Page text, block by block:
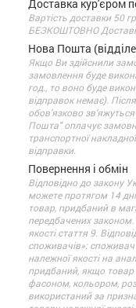
Доставка кур'єром
Вартість доставки 50
БЕЗКОШТОВНО
Нова Пошта
Якщо Ви здійснили
замовлення буде
год., то воно буде
відправок немає).
обов'язково
Пошта" оплачує
транспортної
відправки.
Повернення і обмін
Відповідно до закону
можете протягом 14
товар, придбаний в
передбачених
якості стаття 9.
споживачів»:
належної якості на
придбаний, якщо
фасоном, кольором,
використаний за